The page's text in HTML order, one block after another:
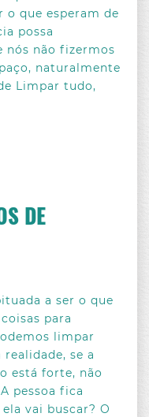
DE VIDA
ALMA
o que esperam de
possa
nós não fizermos
naturalmente
Limpar tudo,
DE
a ser o que
para
limpar
se a
está forte, não
pessoa fica
vai buscar? O